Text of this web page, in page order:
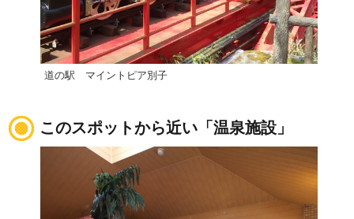
道の駅 マイントピア別子
このスポットから近い「温泉施設」